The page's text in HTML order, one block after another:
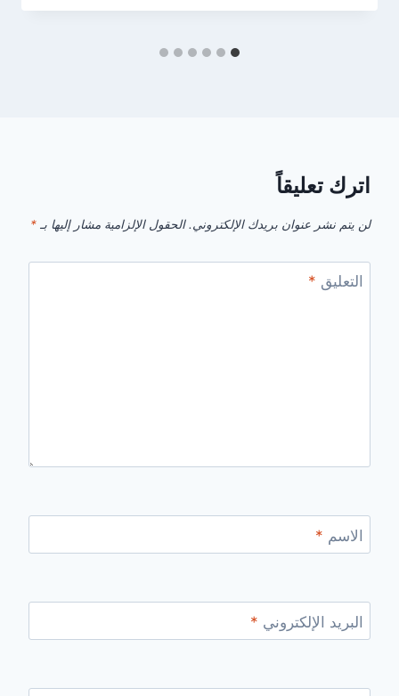
اترك تعليقاً
لن يتم نشر عنوان بريدك الإلكتروني. الحقول الإلزامية مشار إليها بـ *
التعليق *
الاسم *
البريد الإلكتروني *